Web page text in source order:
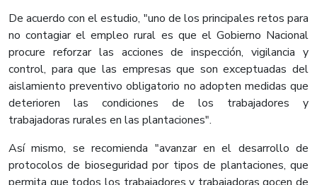
De acuerdo con el estudio, "uno de los principales retos para
no contagiar el empleo rural es que el Gobierno Nacional
procure reforzar las acciones de inspección, vigilancia y
control, para que las empresas que son exceptuadas del
aislamiento preventivo obligatorio no adopten medidas que
deterioren las condiciones de los trabajadores y
trabajadoras rurales en las plantaciones".
Así mismo, se recomienda "avanzar en el desarrollo de
protocolos de bioseguridad por tipos de plantaciones, que